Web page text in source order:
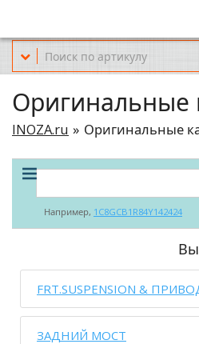
Офис обслуживания г.Краснодар
Оригинальные
INOZA.ru Оригинальные
Например, 1C8GCB1R84Y142424
FRT.SUSPENSION &
ЗАДНИЙ МОСТ